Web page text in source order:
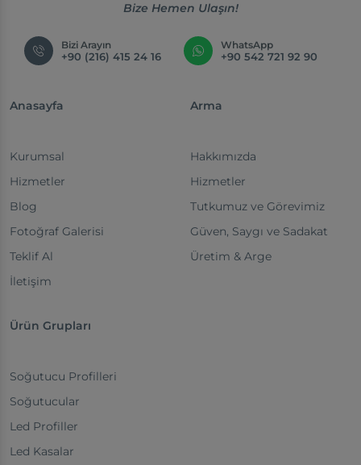
Bize Hemen Ulaşın!
Bizi Arayın
+90 (216) 415 24 16
WhatsApp
+90 542 721 92 90
Anasayfa
Kurumsal
Hizmetler
Blog
Fotoğraf Galerisi
Teklif Al
İletişim
Arma
Hakkımızda
Hizmetler
Tutkumuz ve Görevimiz
Güven, Saygı ve Sadakat
Üretim & Arge
Ürün Grupları
Soğutucu Profilleri
Soğutucular
Led Profiller
Led Kasalar